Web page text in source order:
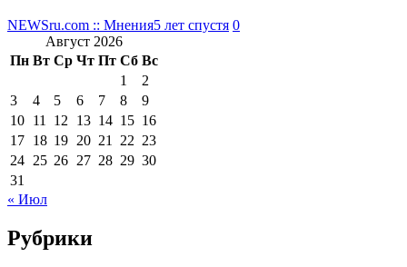
NEWSru.com :: Мнения5 лет спустя 0
Август 2026
Пн Вт Ср Чт Пт Сб Вс
1
2
3
4 5 6 7 8
9
10 11 12 13 14 15 16
17 18 19 20 21 22 23
24 25 26 27 28 29 30
31
« Июл
Рубрики